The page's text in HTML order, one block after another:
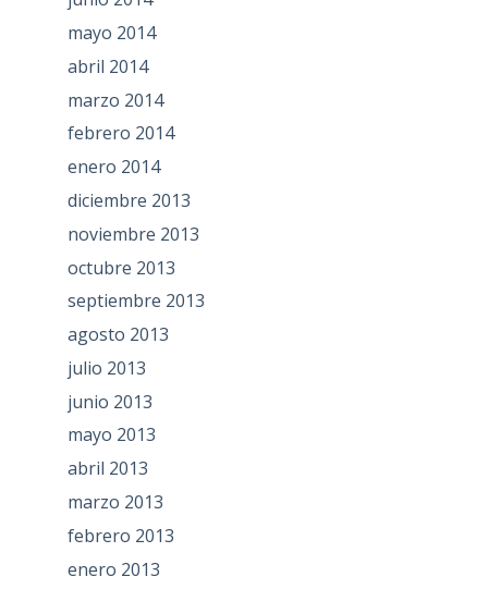
mayo 2014
abril 2014
marzo 2014
febrero 2014
enero 2014
diciembre 2013
noviembre 2013
octubre 2013
septiembre 2013
agosto 2013
julio 2013
junio 2013
mayo 2013
abril 2013
marzo 2013
febrero 2013
enero 2013